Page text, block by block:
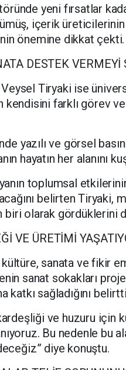
yeni fırsatlar
içerik üreticilerinin
önemine dikkat çekti.
DESTEK VERMEYİ
Tiryaki ise
kendisini farklı görev
yazılı ve görsel
hayatın her alanını
toplumsal
belirten Tiryaki,
biri olarak gördüklerini
VE ÜRETİMİ
sanata ve fikir
sanat sokakları
katkı sağladığını
ve huzuru için
Bu nedenle bu
diye konuştu.